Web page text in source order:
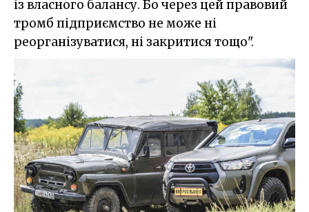
із власного балансу. Бо через цей правовий
тромб підприємство не може ні
реорганізуватися, ні закритися тощо".